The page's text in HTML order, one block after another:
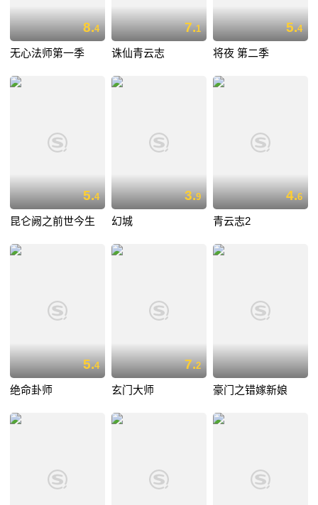
8.4
无心法师第一季
7.1
诛仙青云志
5.4
将夜 第二季
5.4
昆仑阙之前世今生
3.9
幻城
4.6
青云志2
5.4
绝命卦师
7.2
玄门大师 豪门之错嫁新娘